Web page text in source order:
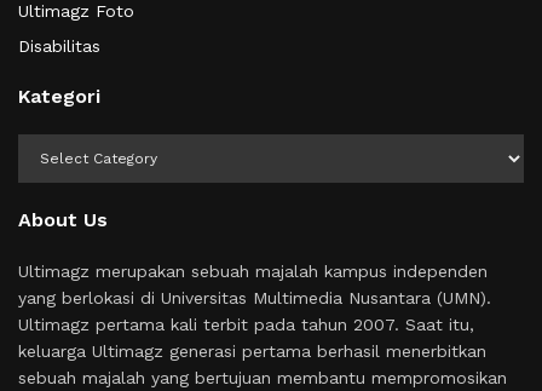
Ultimagz Foto
Disabilitas
Kategori
About Us
Ultimagz merupakan sebuah majalah kampus independen
yang berlokasi di Universitas Multimedia Nusantara (UMN).
Ultimagz pertama kali terbit pada tahun 2007. Saat itu,
keluarga Ultimagz generasi pertama berhasil menerbitkan
sebuah majalah yang bertujuan membantu mempromosikan